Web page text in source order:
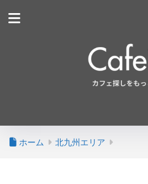
ホーム 北九州エリア